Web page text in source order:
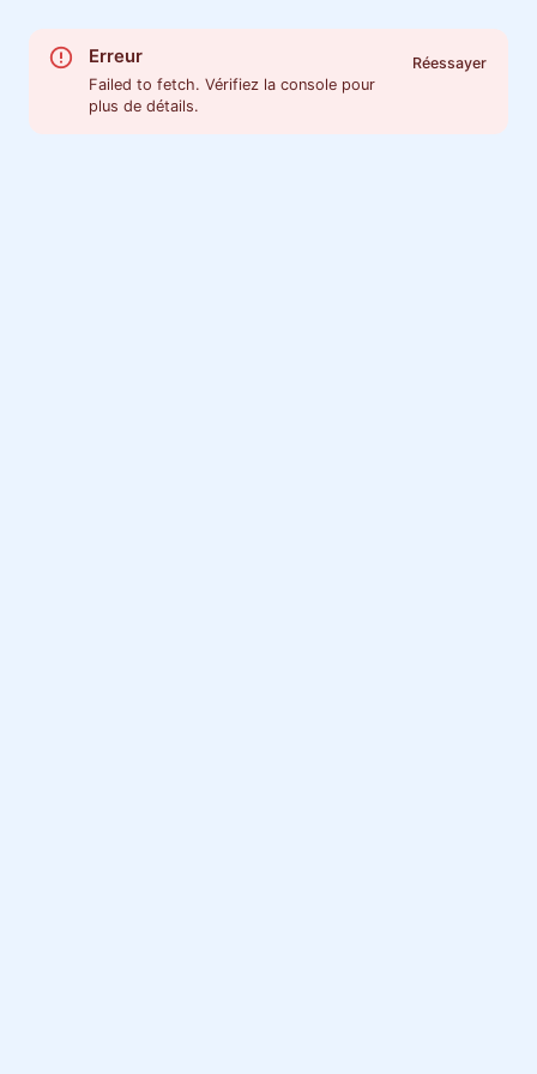
Erreur
Failed to fetch. Vérifiez la console pour
plus de détails.
Réessayer